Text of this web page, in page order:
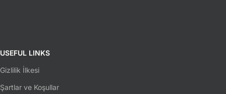
USEFUL LINKS
Gizlilik İlkesi
Şartlar ve Koşullar